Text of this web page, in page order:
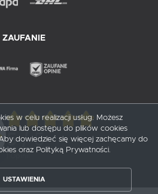
ZAUFANIE
5/ 5
w celu realizacji usług. Możesz
lub dostępu do plików cookies
dowiedzieć się więcej zachęcamy do
oraz Polityką Prywatności.
USTAWIENIA